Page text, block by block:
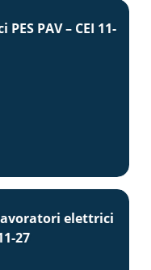
PAV – CEI 11-
elettrici
27